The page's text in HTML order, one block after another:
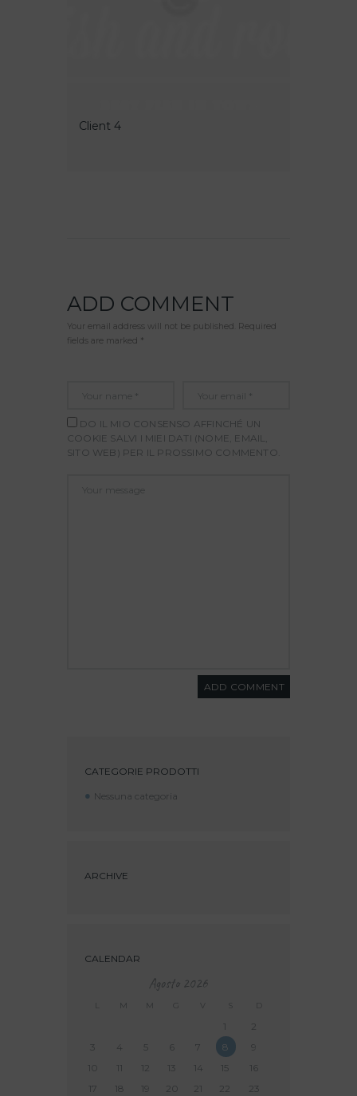
Client 4
ADD COMMENT
Your email address will not be published. Required
fields are marked *
DO IL MIO CONSENSO AFFINCHÉ UN
COOKIE SALVI I MIEI DATI (NOME, EMAIL,
SITO WEB) PER IL PROSSIMO COMMENTO.
CATEGORIE PRODOTTI
Nessuna categoria
ARCHIVE
CALENDAR
Agosto 2026
L M M G V D
1
2
3
4 5 6 7 8
9
10
11 12 13 14 15
16
17
18 19 20 21 22
23